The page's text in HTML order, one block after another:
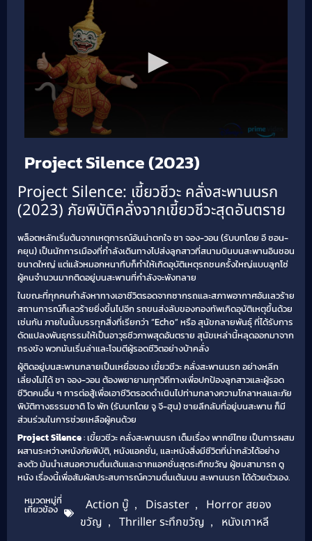
Project Silence (2023)
Project Silence: เขี้ยวชีวะ คลั่งสะพานนรก
(2023) ภัยพิบัติคลั่งจากเขี้ยวชีวะสุดอันตราย
พล็อตหลักเริ่มต้นจากเหตุการณ์อันน่าตกใจ ชา จอง-วอน (รับบทโดย อี ซอน-
คยุน) เป็นนักการเมืองที่กำลังเดินทางไปส่งลูกสาวที่สนามบินบนสะพานอินชอน
ขนาดใหญ่ แต่แล้วหมอกหนาทึบก็ทำให้เกิดอุบัติเหตุรถชนครั้งใหญ่แบบลูกโซ่
ผู้คนจำนวนมากติดอยู่บนสะพานที่กำลังจะพังทลาย
ในขณะที่ทุกคนกำลังหาทางเอาชีวิตรอดจากซากรถและสภาพอากาศอันเลวร้าย
สถานการณ์ก็เลวร้ายยิ่งขึ้นไปอีก รถขนส่งลับของกองทัพเกิดอุบัติเหตุขึ้นด้วย
เช่นกัน ภายในนั้นบรรทุกสิ่งที่เรียกว่า “Echo” หรือ สุนัขกลายพันธุ์ ที่ได้รับการ
ดัดแปลงพันธุกรรมให้เป็นอาวุธชีวภาพสุดอันตราย สุนัขเหล่านี้หลุดออกมาจาก
กรงขัง พวกมันเริ่มล่าและโจมตีผู้รอดชีวิตอย่างบ้าคลั่ง
ผู้ติดอยู่บนสะพานกลายเป็นเหยื่อของ เขี้ยวชีวะ คลั่งสะพานนรก อย่างหลีก
เลี่ยงไม่ได้ ชา จอง-วอน ต้องพยายามทุกวิถีทางเพื่อปกป้องลูกสาวและผู้รอด
ชีวิตคนอื่น ๆ การต่อสู้เพื่อเอาชีวิตรอดดำเนินไปท่ามกลางความโกลาหลและภัย
พิบัติทางธรรมชาติ โจ พัก (รับบทโดย จู จี-ฮุน) ชายลึกลับที่อยู่บนสะพาน ก็มี
ส่วนร่วมในการช่วยเหลือผู้คนด้วย
Project Silence: เขี้ยวชีวะ คลั่งสะพานนรก เต็มเรื่อง พากย์ไทย เป็นการผสม
ผสานระหว่างหนังภัยพิบัติ, หนังแอคชั่น, และหนังสิ่งมีชีวิตที่น่ากลัวได้อย่าง
ลงตัว มันนำเสนอความตื่นเต้นและฉากแอคชั่นสุดระทึกขวัญ ผู้ชมสามารถ ดู
หนัง เรื่องนี้เพื่อสัมผัสประสบการณ์ความตื่นเต้นบน สะพานนรก ได้ด้วยตัวเอง.
หมวดหมู่ที่
เกี่ยวข้อง Action บู๊ , Disaster ,
Horror สยอง
ขวัญ , Thriller ระทึกขวัญ , หนังเกาหลี